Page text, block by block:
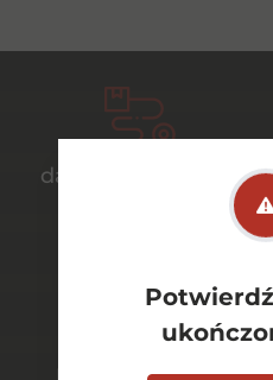
darmowa dostawa
bezpieczne
płatności online